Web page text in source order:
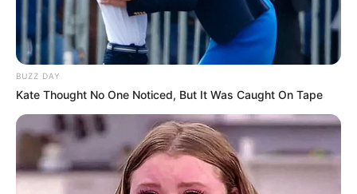
BUZZ DAY
Kate Thought No One Noticed, But It Was Caught On Tape